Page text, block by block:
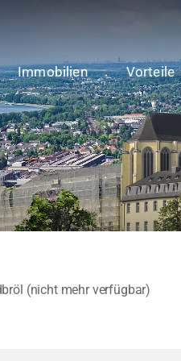
Immobilien Vorteile
(nicht mehr verfügbar)